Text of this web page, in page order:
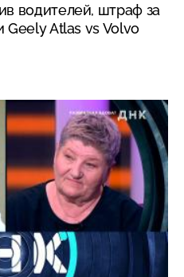
водителей, штраф за
Geely Atlas vs Volvo